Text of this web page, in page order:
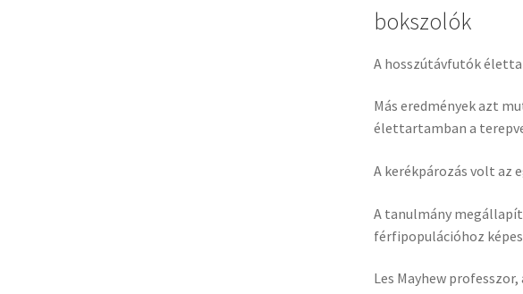
bokszolók
A hosszútávfutók
Más eredmények azt
élettartamban a
A kerékpározás volt az
A tanulmány
férfipopulációhoz
Les Mayhew